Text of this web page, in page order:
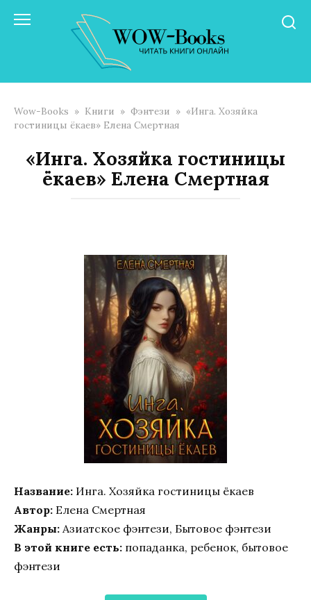
Wow-Books » Книги » Фэнтези » «Инга. Хозяйка
гостиницы ёкаев» Елена Смертная
«Инга. Хозяйка гостиницы
ёкаев» Елена Смертная
Название: Инга. Хозяйка гостиницы ёкаев
Автор: Елена Смертная
Жанры: Азиатское фэнтези, Бытовое фэнтези
В этой книге есть: попаданка, ребенок, бытовое
фэнтези